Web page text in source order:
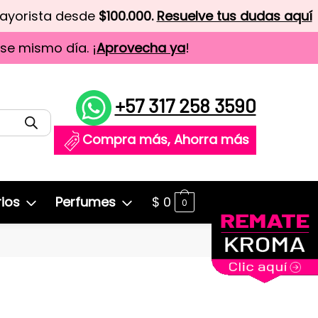
desde $100.000. Resuelve tus dudas aquí
mismo día. ¡Aprovecha ya!
+57 317 258 3590
Compra más, Ahorra más
Perfumes $ 0 0